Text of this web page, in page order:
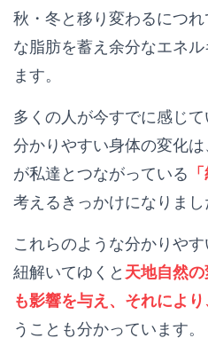
秋・冬と移り変わるにつ
な脂肪を蓄え余分なエネ
ます。
多くの人が今すでに感じ
分かりやすい身体の変化
が私達とつながっている
考えるきっかけになりまし
これらのような分かりや
紐解いてゆくと 天地自然
も影響を与え、それによ
うことも分かっています。